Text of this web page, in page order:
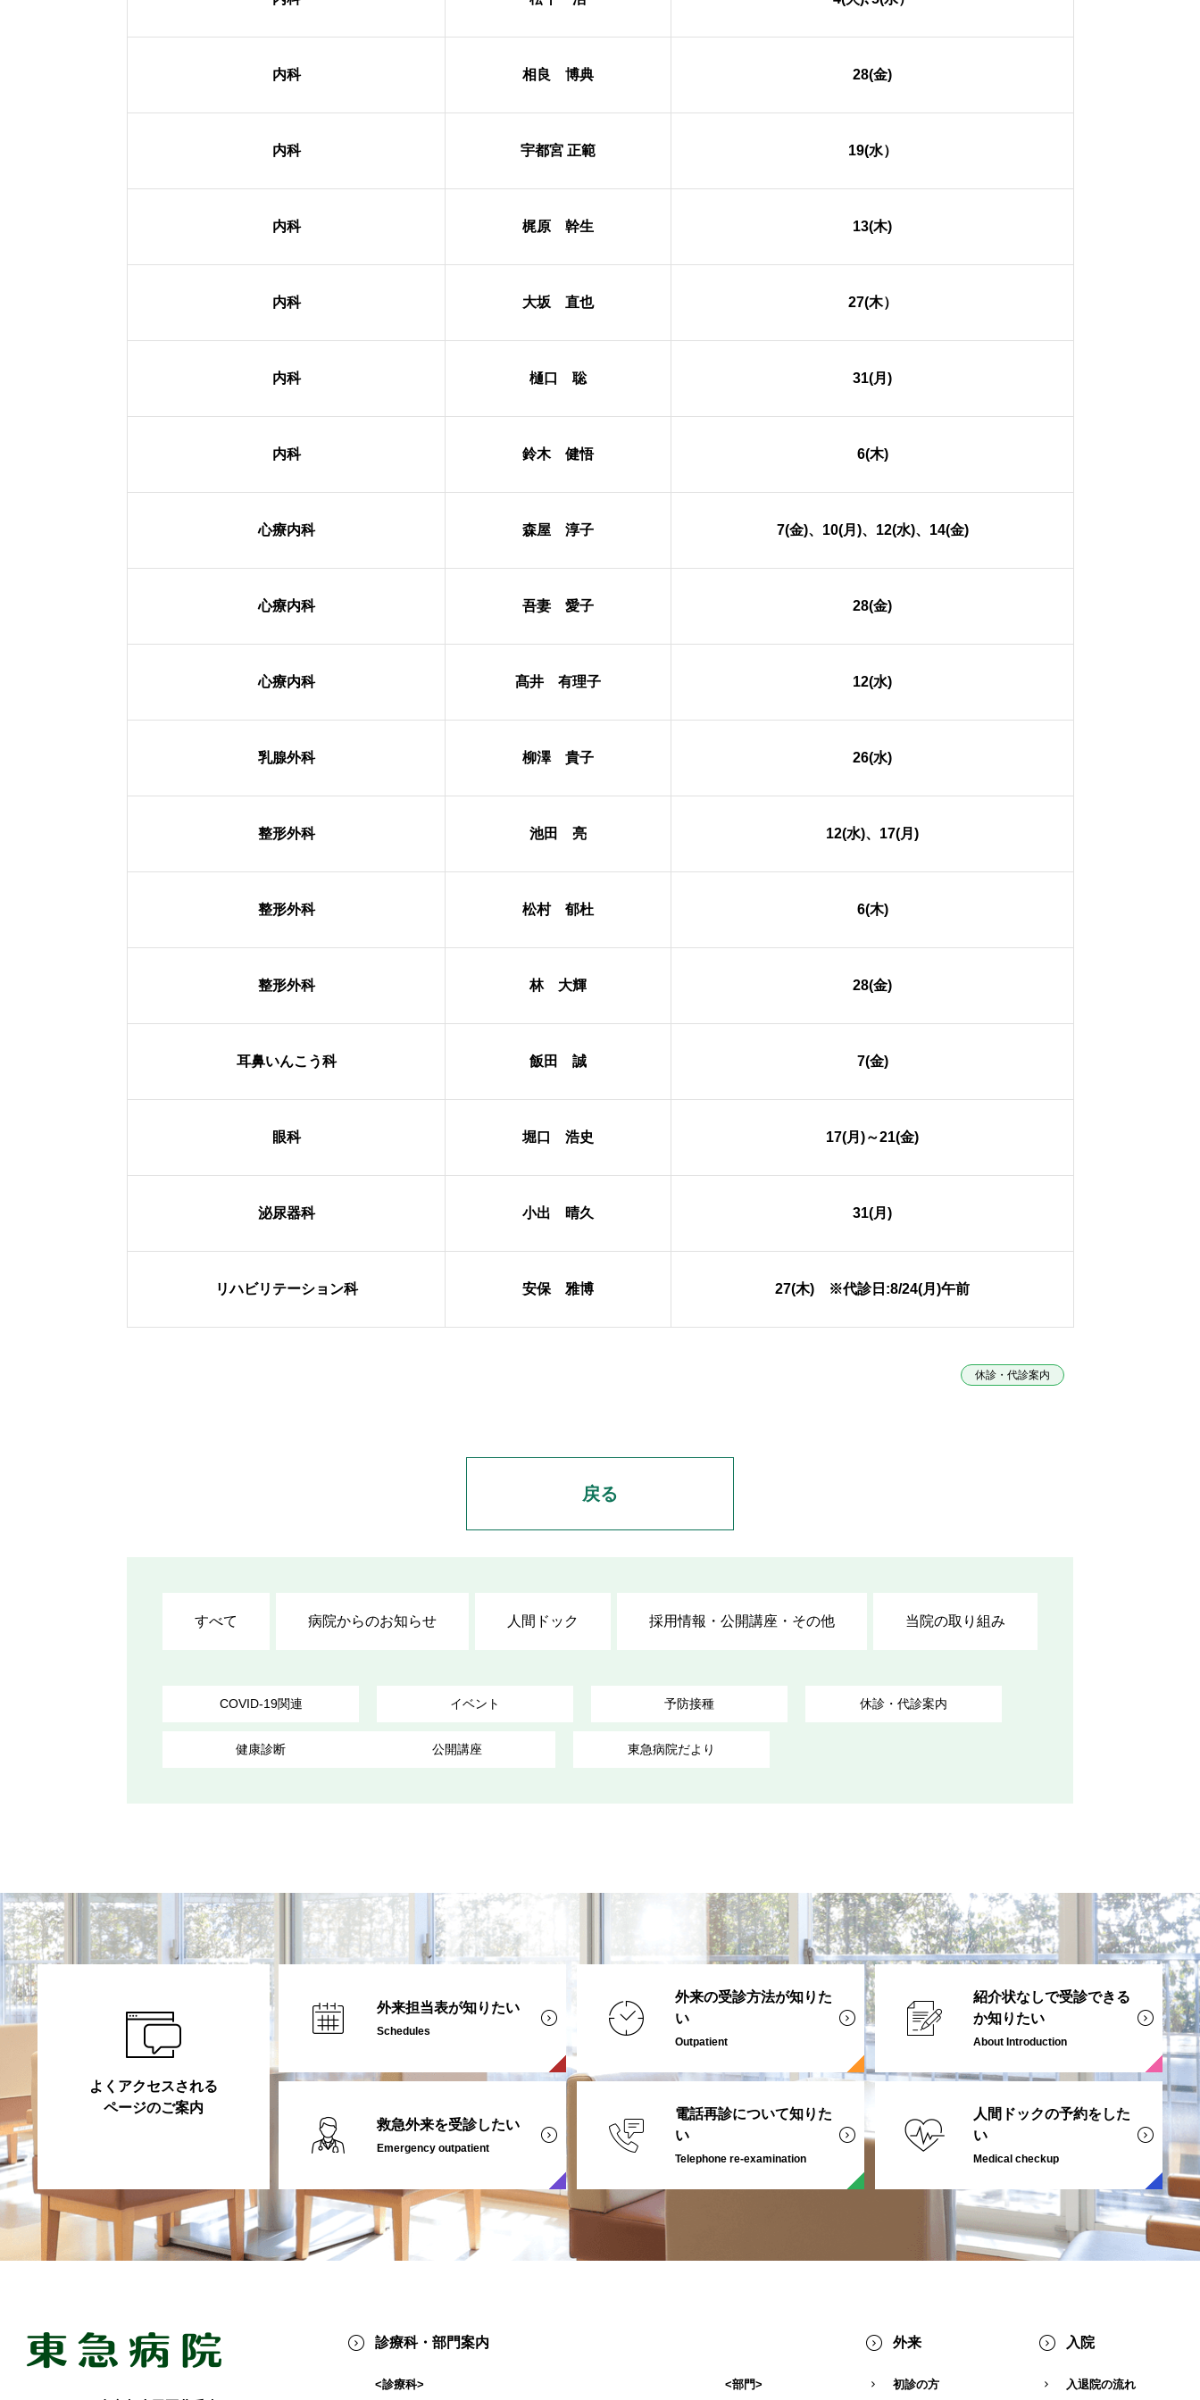
内科 相良 博典 28(金)
内科 宇都宮 正範 19(水）
内科 梶原 幹生 13(木)
内科 大坂 直也 27(木）
内科 樋口 聡 31(月)
内科 鈴木 健悟 6(木)
心療内科 森屋 淳子 7(金)、10(月)、12(水)、14(金)
心療内科 吾妻 愛子 28(金)
心療内科 髙井 有理子 12(水)
乳腺外科 柳澤 貴子 26(水)
整形外科 池田 亮 12(水)、17(月)
整形外科 松村 郁杜 6(木)
整形外科 林 大輝 28(金)
耳鼻いんこう科 飯田 誠 7(金)
眼科 堀口 浩史 17(月)～21(金)
泌尿器科 小出 晴久 31(月)
リハビリテーション科 安保 雅博 27(木) ※代診日:8/24(月)午前
休診・代診案内
戻る
すべて 病院からのお知らせ 人間ドック 採用情報・公開講座・その他 当院の取り組み
COVID-19関連 イベント 予防接種 休診・代診案内
健康診断 公開講座 東急病院だより
よくアクセスされる
ページのご案内
外来担当表が知りたい
Schedules
外来の受診方法が知りた
い
Outpatient
紹介状なしで受診できる
か知りたい
About Introduction
救急外来を受診したい
Emergency outpatient
電話再診について知りた
い
Telephone re-examination
人間ドックの予約をした
い
Medical checkup
診療科・部門案内
<診療科> <部門>
外来
初診の方
入院
入退院の流れ